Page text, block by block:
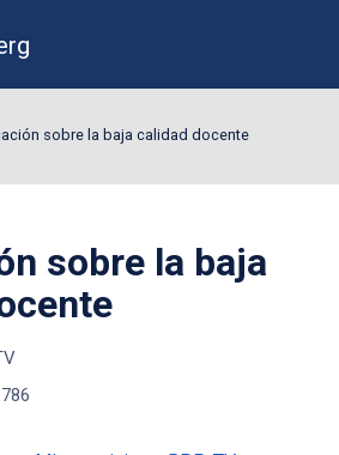
sobre la baja calidad docente
sobre la baja